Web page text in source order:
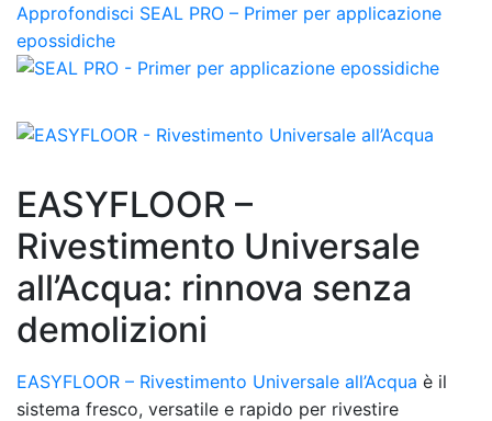
Approfondisci SEAL PRO – Primer per applicazione
epossidiche
EASYFLOOR –
Rivestimento Universale
all’Acqua: rinnova senza
demolizioni
EASYFLOOR – Rivestimento Universale all’Acqua è il
sistema fresco, versatile e rapido per rivestire